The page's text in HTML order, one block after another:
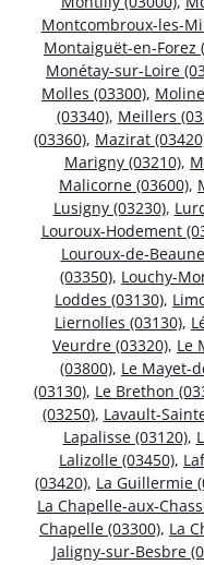
Montcombroux-les-
Montaiguët-en-Forez
Monétay-sur-Loire
Molles (03300),
(03340), Meillers
(03360), Mazirat
Marigny (03210),
Malicorne (03600),
Lusigny (03230),
Louroux-Hodement
Louroux-de-
(03350), Louchy-
Loddes (03130),
Liernolles (03130),
Veurdre (03320), Le
(03800), Le Mayet-
(03130), Le Brethon
(03250), Lavault-
Lapalisse (03120),
Lalizolle (03450),
(03420), La Guillermie
La Chapelle-aux-
Chapelle (03300), La
Jaligny-sur-Besbre